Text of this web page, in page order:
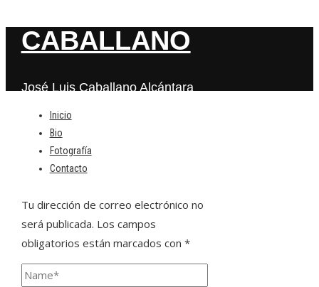
CABALLANO
José Luis Caballano Alcántara
Inicio
Bio
Fotografía
Contacto
Deja una respuesta
Tu dirección de correo electrónico no
será publicada. Los campos
obligatorios están marcados con *